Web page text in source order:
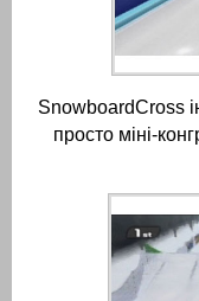
SnowboardCross
просто міні-